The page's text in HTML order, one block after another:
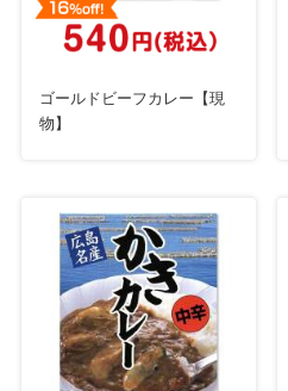
ゴールドビーフカレー【現
物】